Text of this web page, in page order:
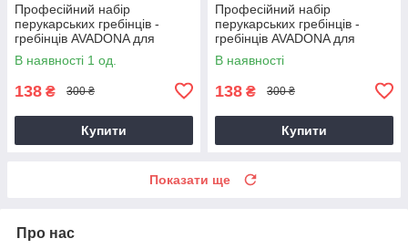
Професійний набір
перукарських гребінців -
гребінців AVADONA для
стрижки, укладання та
фарбування волосся,
В наявності 1 од.
138 ₴ 300 ₴
Купити
Професійний набір
перукарських гребінців -
гребінців AVADONA для
стрижки, укладання та
фарбування волосся,
В наявності
138 ₴ 300 ₴
Купити
Показати ще
Про нас